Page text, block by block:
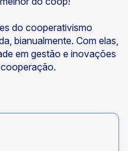
do cooperativismo
bianualmente. Com elas,
em gestão e inovações